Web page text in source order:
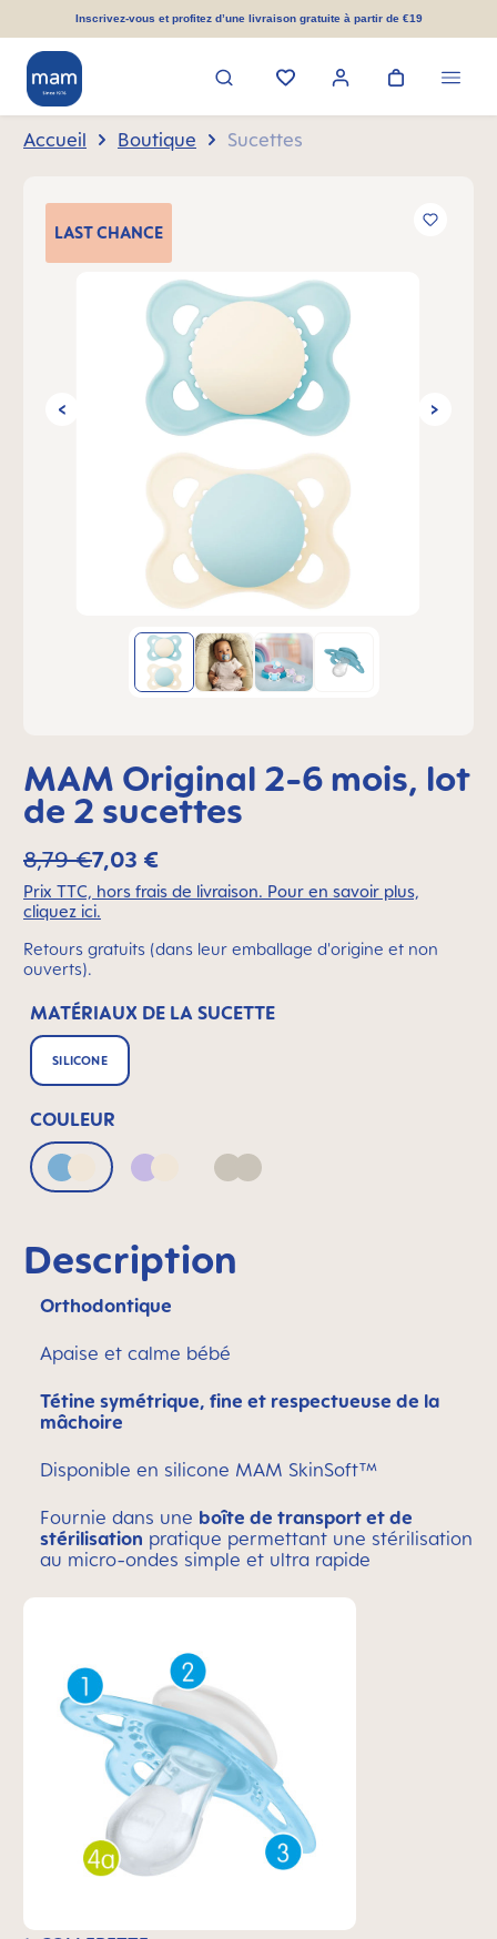
principal
Inscrivez-vous et profitez d’une livraison gratuite à partir de €19
Accueil Boutique Sucettes
LASTCHANCE
MAM Original 2-6 mois, lot
de 2 sucettes
7,03 €
8,79 €
Prix TTC, hors frais de livraison. Pour en savoir plus,
cliquez ici.
Retours gratuits (dans leur emballage d'origine et non
ouverts).
MATÉRIAUX DE LA SUCETTE
SILICONE
COULEUR
Blue & NeutralLilac & Neutral
Neutral
Description
Orthodontique
Apaise et calme bébé
Tétine symétrique, fine et respectueuse de la
mâchoire
Disponible en silicone MAM SkinSoft™
Fournie dans une boîte de transport et de
stérilisation pratique permettant une stérilisation
au micro-ondes simple et ultra rapide